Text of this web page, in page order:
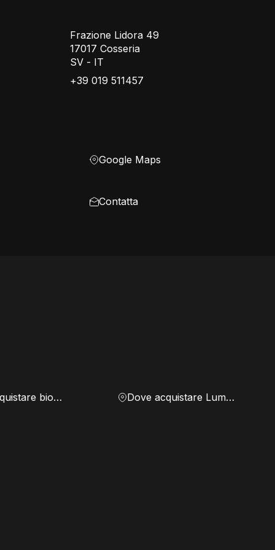
Frazione Lidora 49
17017 Cosseria
SV - IT
+39 019 511457
Google Maps
Contatta
Dove acquistare biomassa Dove acquistare Lumen